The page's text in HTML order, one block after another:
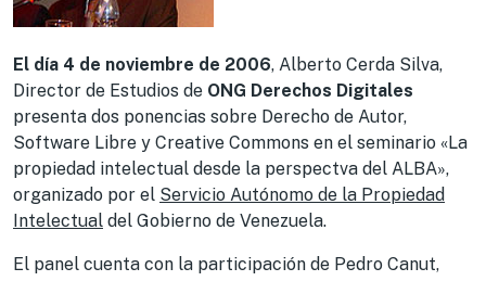
El día 4 de noviembre de 2006, Alberto Cerda Silva,
Director de Estudios de ONG Derechos Digitales
presenta dos ponencias sobre Derecho de Autor,
Software Libre y Creative Commons en el seminario «La
propiedad intelectual desde la perspectva del ALBA»,
organizado por el Servicio Autónomo de la Propiedad
Intelectual del Gobierno de Venezuela.
El panel cuenta con la participación de Pedro Canut,